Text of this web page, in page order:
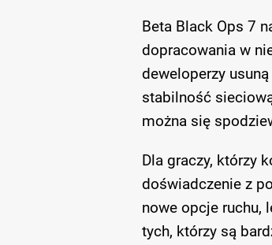
Beta Black Ops 7
dopracowania w
deweloperzy
stabilność
można się
Dla graczy, którzy
doświadczenie z
nowe opcje ruchu,
tych, którzy są